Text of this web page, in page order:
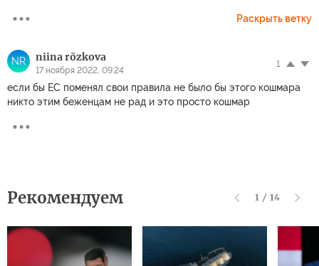
Раскрыть ветку
NR niina rõzkova
17 ноября 2022, 09:24
1
если бы ЕС поменял свои правила не было бы этого кошмара
никто этим беженцам не рад и это просто кошмар
Рекомендуем 1 / 14